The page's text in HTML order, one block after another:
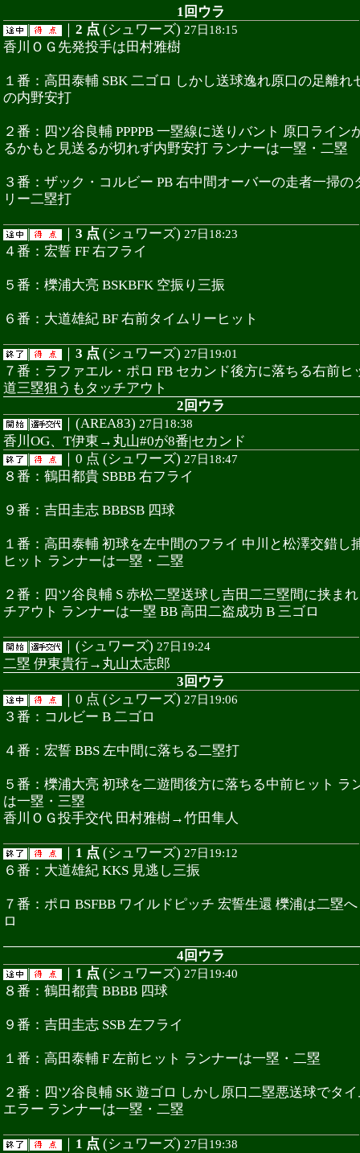
1回ウラ
|
｜ 2 点 (シュワーズ) 27日18:15
香川ＯＧ先発投手は田村雅樹
１番：高田泰輔 SBK 二ゴロ しかし送球逸れ原口の足離れ
の内野安打
２番：四ツ谷良輔 PPPPB 一塁線に送りバント 原口ライン
るかもと見送るが切れず内野安打 ランナーは一塁・二塁
３番：ザック・コルビー PB 右中間オーバーの走者一掃の
リー二塁打
| ｜ 3 点 (シュワーズ) 27日18:23
４番：宏誓 FF 右フライ
５番：櫟浦大亮 BSKBFK 空振り三振
６番：大道雄紀 BF 右前タイムリーヒット
| ｜ 3 点 (シュワーズ) 27日19:01
７番：ラファエル・ポロ FB セカンド後方に落ちる右前ヒ
道三塁狙うもタッチアウト
2回ウラ
|
｜(AREA83) 27日18:38
香川OG、T伊東→丸山#0が8番|セカンド
|
｜0 点 (シュワーズ) 27日18:47
８番：鶴田都貴 SBBB 右フライ
９番：吉田圭志 BBBSB 四球
１番：高田泰輔 初球を左中間のフライ 中川と松澤交錯し
ヒット ランナーは一塁・二塁
２番：四ツ谷良輔 S 赤松二塁送球し吉田二三塁間に挟ま
チアウト ランナーは一塁 BB 高田二盗成功 B 三ゴロ
| ｜(シュワーズ) 27日19:24
二塁 伊東貴行→丸山太志郎
3回ウラ
|
｜0 点 (シュワーズ) 27日19:06
３番：コルビー B 二ゴロ
４番：宏誓 BBS 左中間に落ちる二塁打
５番：櫟浦大亮 初球を二遊間後方に落ちる中前ヒット ラ
は一塁・三塁
香川ＯＧ投手交代 田村雅樹→竹田隼人
| ｜ 1 点 (シュワーズ) 27日19:12
６番：大道雄紀 KKS 見逃し三振
７番：ポロ BSFBB ワイルドピッチ 宏誓生還 櫟浦は二塁
ロ
4回ウラ
|
｜ 1 点 (シュワーズ) 27日19:40
８番：鶴田都貴 BBBB 四球
９番：吉田圭志 SSB 左フライ
１番：高田泰輔 F 左前ヒット ランナーは一塁・二塁
２番：四ツ谷良輔 SK 遊ゴロ しかし原口二塁悪送球でタ
エラー ランナーは一塁・二塁
| ｜ 1 点 (シュワーズ) 27日19:38